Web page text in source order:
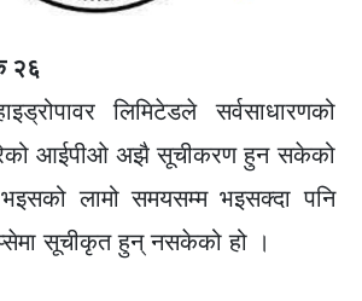
२६
लिमिटेडले सर्वसाधारणको
आईपीओ अझै सूचीकरण हुन सकेको
लामो समयसम्म भइसक्दा पनि
सूचीकृत हुन् नसकेको हो ।